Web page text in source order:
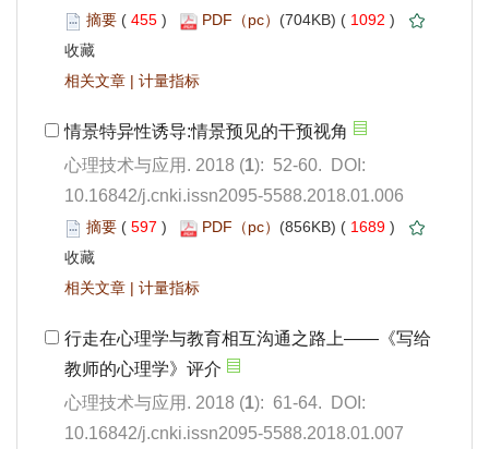
455 ) 1092 )
|
): 52-60. DOI:
10.16842/j.cnki.issn2095-5588.2018.01.006
597 ) 1689 )
|
): 61-64. DOI:
10.16842/j.cnki.issn2095-5588.2018.01.007